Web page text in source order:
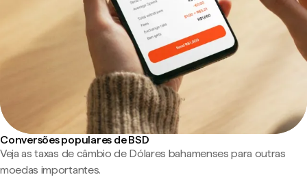
Conversões populares de BSD
Veja as taxas de câmbio de Dólares bahamenses para outras
moedas importantes.